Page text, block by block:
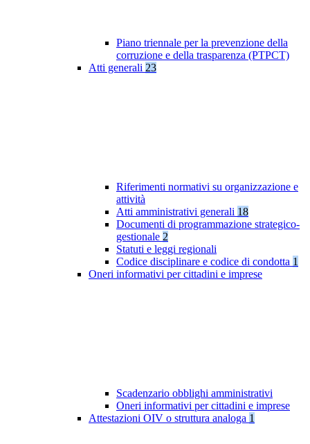
Piano triennale per la prevenzione della
corruzione e della trasparenza (PTPCT)
Atti generali 23
Riferimenti normativi su organizzazione e
attività
Atti amministrativi generali 18
Documenti di programmazione strategico-
gestionale 2
Statuti e leggi regionali
Codice disciplinare e codice di condotta 1
Oneri informativi per cittadini e imprese
Scadenzario obblighi amministrativi
Oneri informativi per cittadini e imprese
Attestazioni OIV o struttura analoga 1